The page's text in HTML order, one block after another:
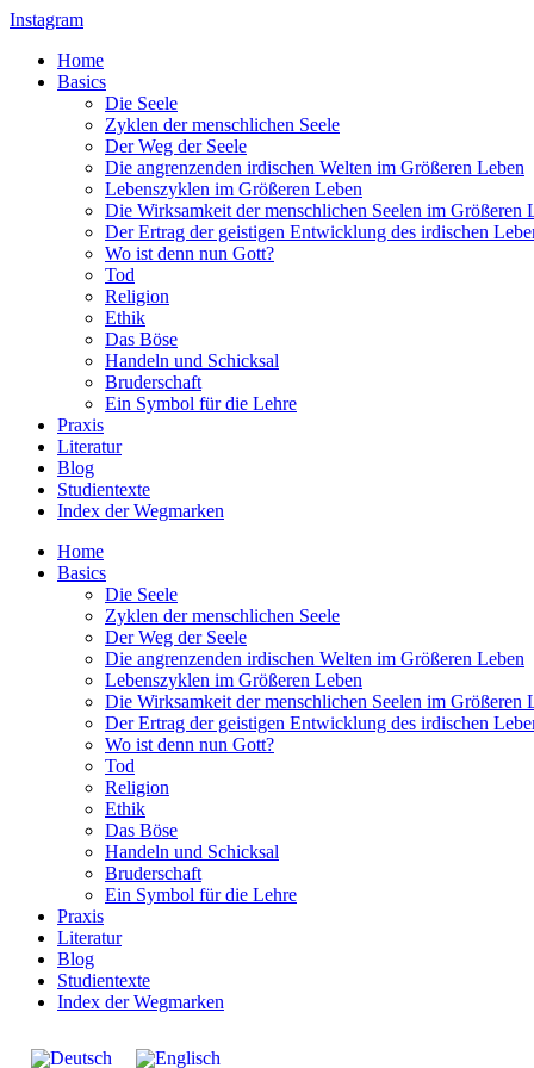
Instagram
Home
Basics
Die Seele
Zyklen der menschlichen Seele
Der Weg der Seele
Die angrenzenden irdischen Welten im Größeren Leben
Lebenszyklen im Größeren Leben
Die Wirksamkeit der menschlichen Seelen im Größeren
Der Ertrag der geistigen Entwicklung des irdischen
Wo ist denn nun Gott?
Tod
Religion
Ethik
Das Böse
Handeln und Schicksal
Bruderschaft
Ein Symbol für die Lehre
Praxis
Literatur
Blog
Studientexte
Index der Wegmarken
Home
Basics
Die Seele
Zyklen der menschlichen Seele
Der Weg der Seele
Die angrenzenden irdischen Welten im Größeren Leben
Lebenszyklen im Größeren Leben
Die Wirksamkeit der menschlichen Seelen im Größeren
Der Ertrag der geistigen Entwicklung des irdischen
Wo ist denn nun Gott?
Tod
Religion
Ethik
Das Böse
Handeln und Schicksal
Bruderschaft
Ein Symbol für die Lehre
Praxis
Literatur
Blog
Studientexte
Index der Wegmarken